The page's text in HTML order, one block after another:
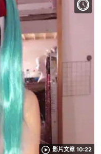
影片文章 10:22